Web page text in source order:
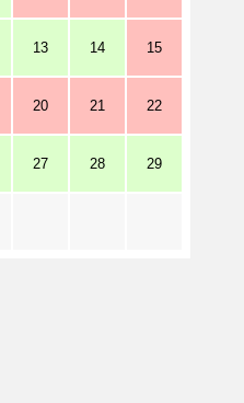
13 14 15
20 21 22
27 28 29